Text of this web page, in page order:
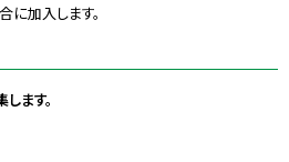
加入します。
ます。